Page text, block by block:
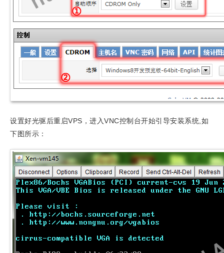
设置好光驱后重启VPS，进入VNC控制台开始引导安装系统,如
下图所示：